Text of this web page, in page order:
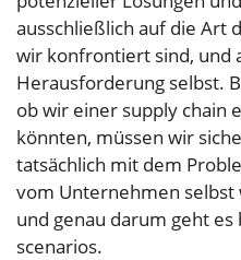
ausschließlich auf die Art
wir konfrontiert sind, und
Herausforderung selbst.
ob wir einer supply chain
könnten, müssen wir
tatsächlich mit dem
vom Unternehmen
und genau darum geht es
scenarios.